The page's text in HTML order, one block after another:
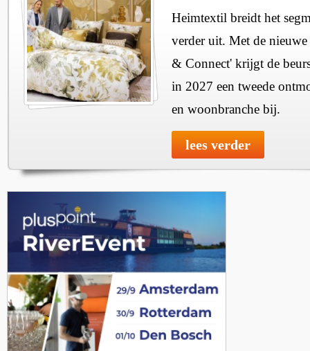
Heimtextil breidt het
verder uit. Met de
& Connect' krijgt de
in 2027 een tweede
en woonbranche bij.
lees verder